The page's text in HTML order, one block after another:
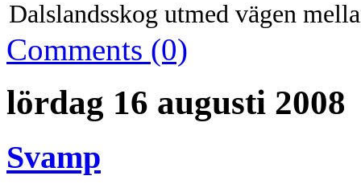
Dalslandsskog utmed vägen
Comments (0)
lördag 16 augusti 2008
Svamp